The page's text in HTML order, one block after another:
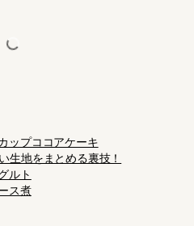
ップココアケーキ
地をまとめる裏技！
ルト
ス煮